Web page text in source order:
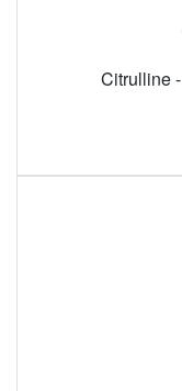
Citrulline